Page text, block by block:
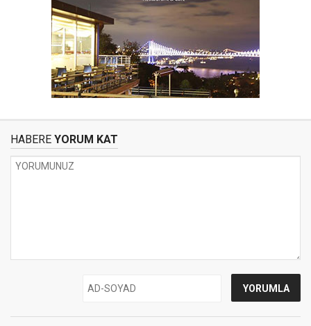
HABERE YORUM KAT